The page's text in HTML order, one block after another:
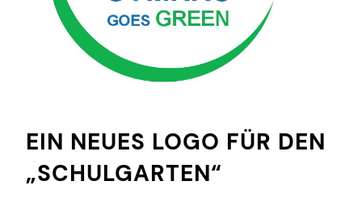
EIN NEUES LOGO FÜR DEN
„SCHULGARTEN“